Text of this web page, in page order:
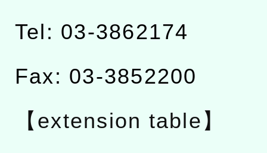
Tel: 03-3862174
Fax: 03-3852200
【extension table】